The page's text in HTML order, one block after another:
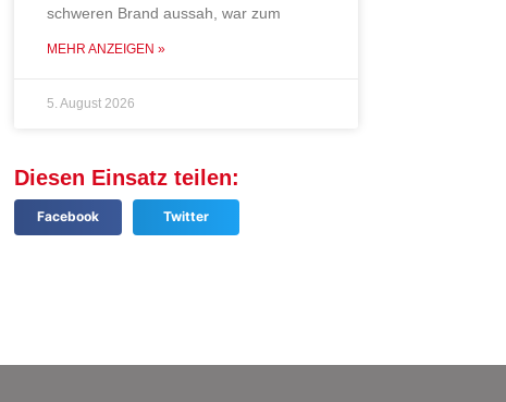
schweren Brand aussah, war zum
MEHR ANZEIGEN »
5. August 2026
Diesen Einsatz teilen:
Facebook Twitter